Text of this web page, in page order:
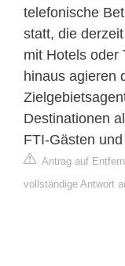
telefonische
statt, die
mit Hotels oder
hinaus agieren
Destinationen
FTI-Gästen
Antrag auf
vollständige Antwort